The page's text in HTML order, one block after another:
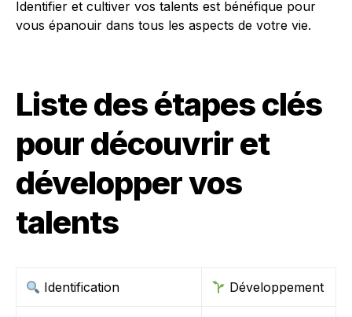
Identifier et cultiver vos talents est bénéfique pour
vous épanouir dans tous les aspects de votre vie.
Liste des étapes clés
pour découvrir et
développer vos
talents
Identification Développement